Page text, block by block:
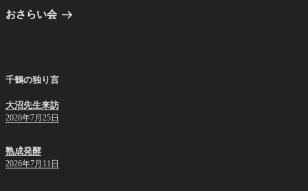
ゲ
ン
の
おさらい会
千鶴の独り言
大沼先生来訪
2026年7月25日
熟成発酵
2026年7月11日